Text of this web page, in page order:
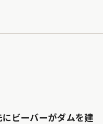
ビーバーがダムを建